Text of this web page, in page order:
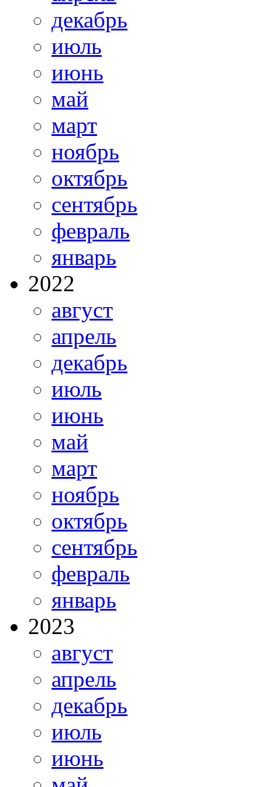
декабрь
июль
июнь
май
март
ноябрь
октябрь
сентябрь
февраль
январь
2022
август
апрель
декабрь
июль
июнь
май
март
ноябрь
октябрь
сентябрь
февраль
январь
2023
август
апрель
декабрь
июль
июнь